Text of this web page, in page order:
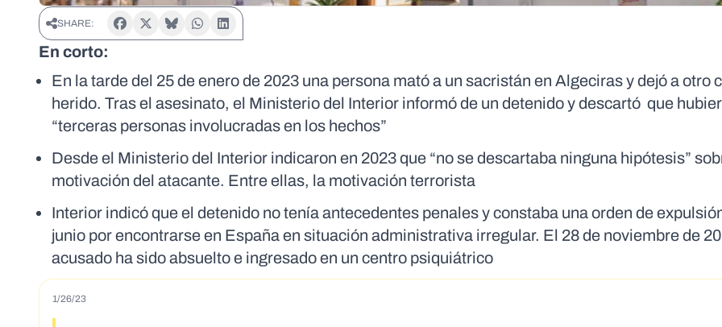
SHARE:
En corto:
En la tarde del 25 de enero de 2023 una persona mató a un sacristán en Algeciras y dejó a otro
herido. Tras el asesinato, el Ministerio del Interior informó de un detenido y descartó que
“terceras personas involucradas en los hechos”
Desde el Ministerio del Interior indicaron en 2023 que “no se descartaba ninguna hipótesis”
motivación del atacante. Entre ellas, la motivación terrorista
Interior indicó que el detenido no tenía antecedentes penales y constaba una orden de
junio por encontrarse en España en situación administrativa irregular. El 28 de noviembre de
acusado ha sido absuelto e ingresado en un centro psiquiátrico
1/26/23